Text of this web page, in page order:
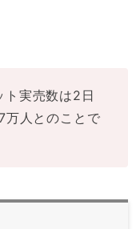
実売数は2日
万人とのことで